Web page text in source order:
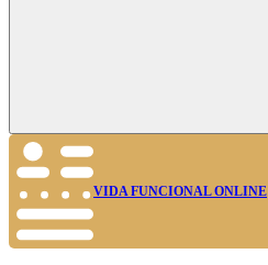
Buscar
VIDA FUNCIONAL ONLINE